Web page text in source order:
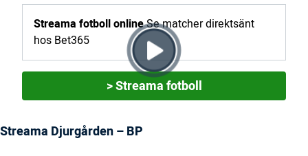
Streama fotboll onlineSe matcher direktsänt
hos Bet365
> Streama fotboll
Streama Djurgården – BP